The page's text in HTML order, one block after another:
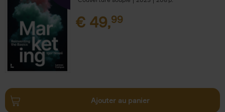
€ 49,99
Ajouter au panier